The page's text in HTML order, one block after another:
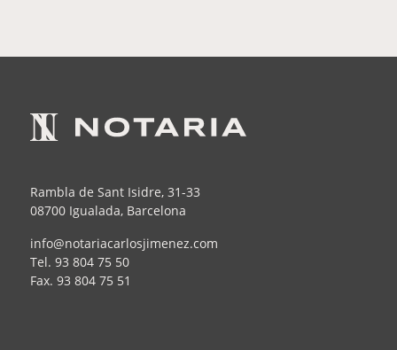
Rambla de Sant Isidre, 31-33
08700 Igualada, Barcelona
info@notariacarlosjimenez.com
Tel. 93 804 75 50
Fax. 93 804 75 51